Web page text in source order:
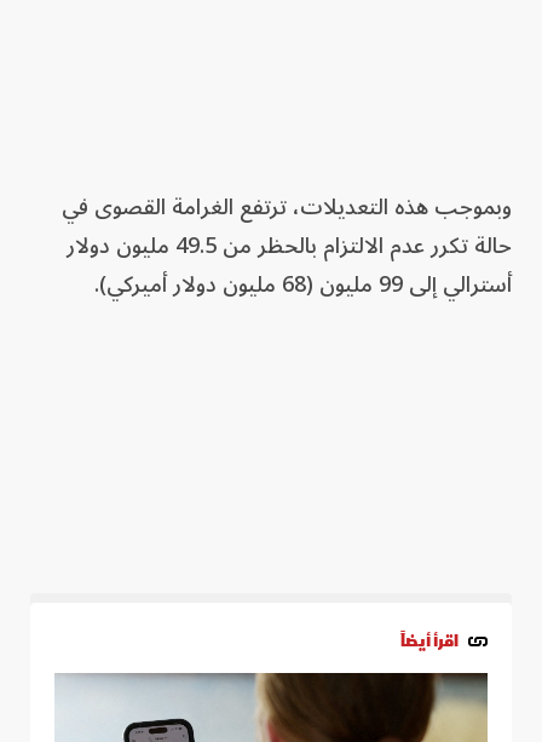
وبموجب هذه التعديلات، ترتفع الغرامة القصوى في
حالة تكرر عدم الالتزام بالحظر من 49.5 مليون دولار
أسترالي إلى 99 مليون (68 مليون دولار أميركي).
اقرأ أيضاً